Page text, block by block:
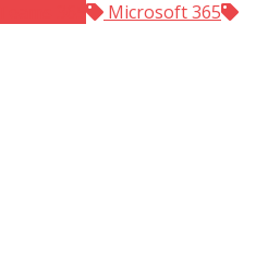
Microsoft 365